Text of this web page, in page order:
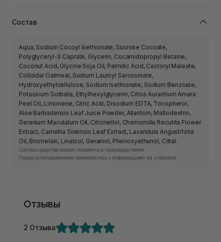
Состав
Aqua, Sodium Cocoyl Isethionate, Sucrose Cocoate,
Polyglyceryl-3 Caprate, Glycerin, Cocamidopropyl Betaine,
Coconut Acid, Glycine Soja Oil, Palmitic Acid, Castoryl Maleate,
Colloidal Oatmeal, Sodium Lauroyl Sarcosinate,
Hydroxyethylcellulose, Sodium Isethionate, Sodium Benzoate,
Potassium Sorbate, Ethylhexylglycerin, Citrus Aurantium Amara
Peel Oil, Limonene, Citric Acid, Disodium EDTA, Tocopherol,
Aloe Barbadensis Leaf Juice Powder, Allantoin, Maltodextrin,
Geranium Maculatum Oil, Citronellol, Chamomilla Recutita Flower
Extract, Camellia Sinensis Leaf Extract, Lavandula Angustifolia
Oil, Bromelain, Linalool, Geraniol, Phenoxyethanol, Citral.
Состав средства может изменяться производителем.
Перед использованием ознакомьтесь с информацией на упаковке.
Отзывы
2 Отзыва